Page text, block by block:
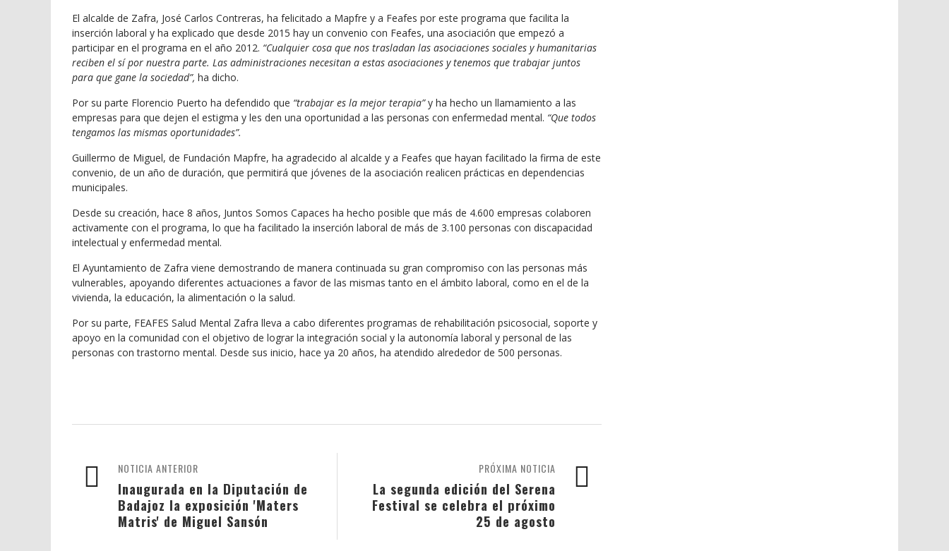
El alcalde de Zafra, José Carlos Contreras, ha felicitado a Mapfre y a Feafes por este programa que facilita la
inserción laboral y ha explicado que desde 2015 hay un convenio con Feafes, una asociación que empezó a
participar en el programa en el año 2012. “Cualquier cosa que nos trasladan las asociaciones sociales y humanitarias
reciben el sí por nuestra parte. Las administraciones necesitan a estas asociaciones y tenemos que trabajar juntos
para que gane la sociedad”, ha dicho.
Por su parte Florencio Puerto ha defendido que “trabajar es la mejor terapia”y ha hecho un llamamiento a las
empresas para que dejen el estigma y les den una oportunidad a las personas con enfermedad mental. “Que todos
tengamos las mismas oportunidades”.
Guillermo de Miguel, de Fundación Mapfre, ha agradecido al alcalde y a Feafes que hayan facilitado la firma de este
convenio, de un año de duración, que permitirá que jóvenes de la asociación realicen prácticas en dependencias
municipales.
Desde su creación, hace 8 años, Juntos Somos Capaces ha hecho posible que más de 4.600 empresas colaboren
activamente con el programa, lo que ha facilitado la inserción laboral de más de 3.100 personas con discapacidad
intelectual y enfermedad mental.
El Ayuntamiento de Zafra viene demostrando de manera continuada su gran compromiso con las personas más
vulnerables, apoyando diferentes actuaciones a favor de las mismas tanto en el ámbito laboral, como en el de la
vivienda, la educación, la alimentación o la salud.
Por su parte, FEAFES Salud Mental Zafra lleva a cabo diferentes programas de rehabilitación psicosocial, soporte y
apoyo en la comunidad con el objetivo de lograr la integración social y la autonomía laboral y personal de las
personas con trastorno mental. Desde sus inicio, hace ya 20 años, ha atendido alrededor de 500 personas.
PRÓXIMA NOTICIA
La segunda edición del Serena
Festival se celebra el próximo
25 de agosto
NOTICIA ANTERIOR
Inaugurada en la Diputación de
Badajoz la exposición 'Maters
Matris' de Miguel Sansón